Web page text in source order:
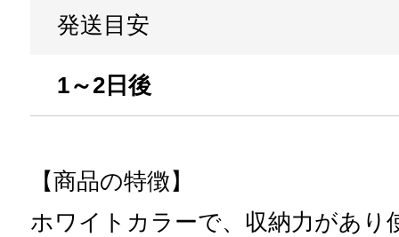
発送目安
1～2日後
【商品の特徴】
ホワイトカラーで、収納力があり